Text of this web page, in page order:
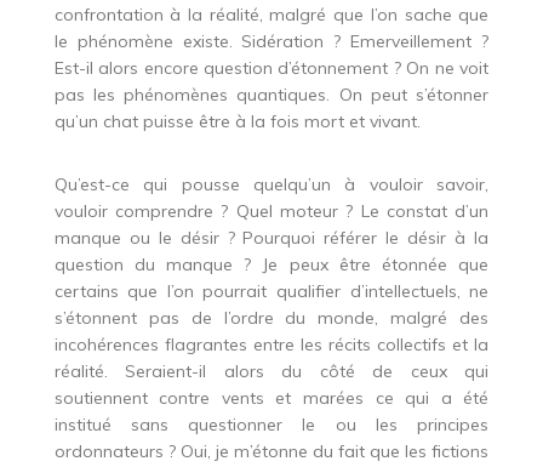
confrontation à la réalité, malgré que l’on sache que
le phénomène existe. Sidération ? Emerveillement ?
Est-il alors encore question d’étonnement ? On ne voit
pas les phénomènes quantiques. On peut s’étonner
qu’un chat puisse être à la fois mort et vivant.
Qu’est-ce qui pousse quelqu’un à vouloir savoir,
vouloir comprendre ? Quel moteur ? Le constat d’un
manque ou le désir ? Pourquoi référer le désir à la
question du manque ? Je peux être étonnée que
certains que l’on pourrait qualifier d’intellectuels, ne
s’étonnent pas de l’ordre du monde, malgré des
incohérences flagrantes entre les récits collectifs et la
réalité. Seraient-il alors du côté de ceux qui
soutiennent contre vents et marées ce qui a été
institué sans questionner le ou les principes
ordonnateurs ? Oui, je m’étonne du fait que les fictions